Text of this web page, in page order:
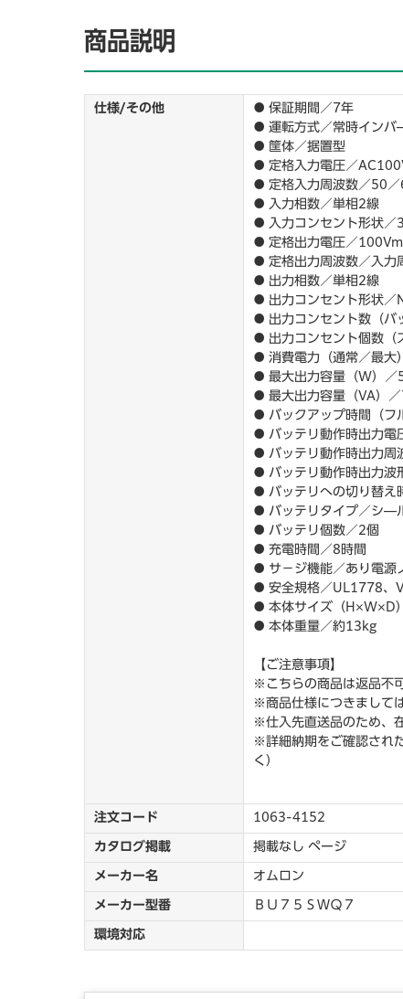
商品説明
仕様/その他
● 保証期間／7年
● 運転方式／常時インバ
● 筐体／据置型
● 定格入力電圧／
● 定格入力周波数／50
● 入力相数／単相2線
● 入力コンセント形状／
● 定格出力電圧／
● 定格出力周波数／入力
● 出力相数／単相2線
● 出力コンセント形状／
● 出力コンセント数（バ
● 出力コンセント個数（
● 消費電力（通常／最
● 最大出力容量（W）／
● 最大出力容量（VA）
● バックアップ時間（フ
● バッテリ動作時出力電
● バッテリ動作時出力
● バッテリ動作時出力波
● バッテリへの切り替え
● バッテリタイプ／シ―
● バッテリ個数／2個
● 充電時間／8時間
● サ－ジ機能／あり電源
● 安全規格／UL1778、
● 本体サイズ（H×W×D
● 本体重量／約13kg
【ご注意事項】
※こちらの商品は返品不
※商品仕様につきまして
※仕入先直送品のため、
※詳細納期をご確認され
く）
注文コード 1063-4152
カタログ掲載 掲載なし ページ
メーカー名 オムロン
メーカー型番 ＢＵ７５ＳＷＱ７
環境対応